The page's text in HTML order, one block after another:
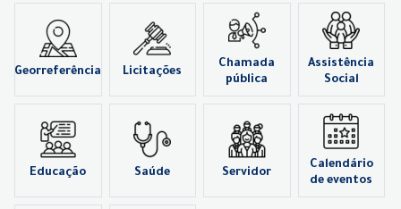
Georreferência Licitações
Chamada
pública
Assistência
Social
Educação Saúde Servidor
Calendário
de eventos